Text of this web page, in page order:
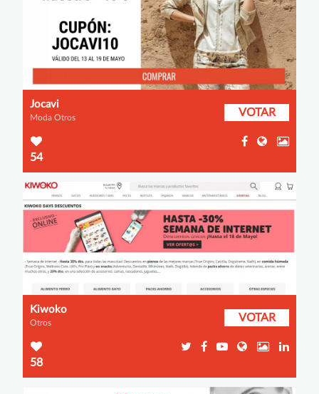
Jocavi
Moda Otros VOTAR
54
Kiwoko
Otros VOTAR
58